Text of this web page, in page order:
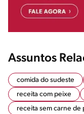
Assuntos
comida do sudeste
receita com peixe
receita sem carne de